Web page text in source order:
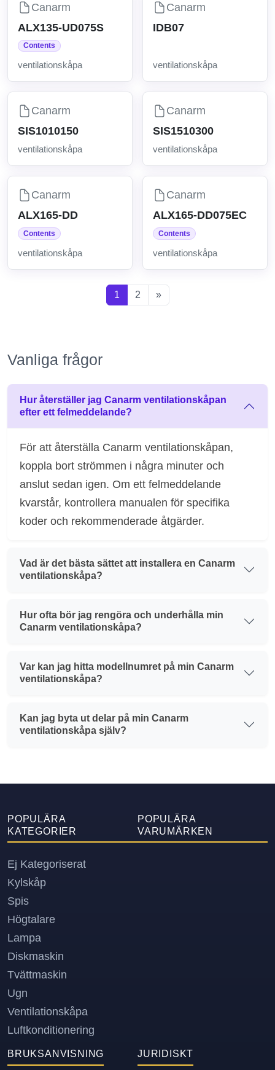
Canarm
ALX135-UD075S
Contents
ventilationskåpa
Canarm
IDB07
ventilationskåpa
Canarm
SIS1010150
ventilationskåpa
Canarm
SIS1510300
ventilationskåpa
Canarm
ALX165-DD
Contents
ventilationskåpa
Canarm
ALX165-DD075EC
Contents
ventilationskåpa
1 2 »
Vanliga frågor
Hur återställer jag Canarm ventilationskåpan
efter ett felmeddelande?
För att återställa Canarm ventilationskåpan,
koppla bort strömmen i några minuter och
anslut sedan igen. Om ett felmeddelande
kvarstår, kontrollera manualen för specifika
koder och rekommenderade åtgärder.
Vad är det bästa sättet att installera en Canarm
ventilationskåpa?
Hur ofta bör jag rengöra och underhålla min
Canarm ventilationskåpa?
Var kan jag hitta modellnumret på min Canarm
ventilationskåpa?
Kan jag byta ut delar på min Canarm
ventilationskåpa själv?
POPULÄRA
KATEGORIER
Ej Kategoriserat
Kylskåp
Spis
Högtalare
Lampa
Diskmaskin
Tvättmaskin
Ugn
Ventilationskåpa
Luftkonditionering
POPULÄRA
VARUMÄRKEN
BRUKSANVISNING JURIDISKT